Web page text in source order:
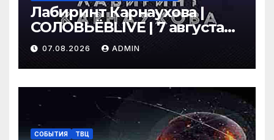
Лабиринт Карнаухова |
СОЛОВЬЁВLIVE | 7 августа
2026 года
07.08.2026 ADMIN
СОБЫТИЯ ТВЦ